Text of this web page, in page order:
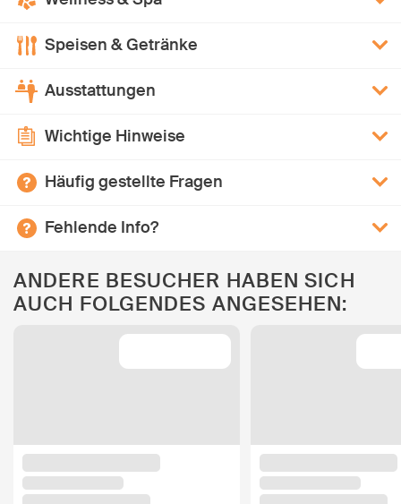
Speisen & Getränke
Ausstattungen
Wichtige Hinweise
Häufig gestellte Fragen
Fehlende Info?
ANDERE BESUCHER HABEN SICH
AUCH FOLGENDES ANGESEHEN: